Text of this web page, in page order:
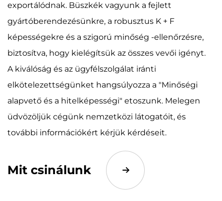
exportálódnak. Büszkék vagyunk a fejlett
gyártóberendezésünkre, a robusztus K + F
képességekre és a szigorú minőség -ellenőrzésre,
biztosítva, hogy kielégítsük az összes vevői igényt.
A kiválóság és az ügyfélszolgálat iránti
elkötelezettségünket hangsúlyozza a "Minőségi
alapvető és a hitelképességi" etoszunk. Melegen
üdvözöljük cégünk nemzetközi látogatóit, és
további információkért kérjük kérdéseit.
Mit csinálunk